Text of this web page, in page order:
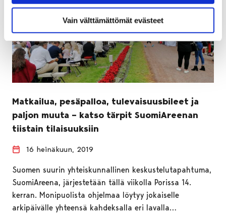
Vain välttämättömät evästeet
Matkailua, pesäpalloa, tulevaisuusbileet ja
paljon muuta – katso tärpit SuomiAreenan
tiistain tilaisuuksiin
16 heinäkuun, 2019
Suomen suurin yhteiskunnallinen keskustelutapahtuma,
SuomiAreena, järjestetään tällä viikolla Porissa 14.
kerran. Monipuolista ohjelmaa löytyy jokaiselle
arkipäivälle yhteensä kahdeksalla eri lavalla…